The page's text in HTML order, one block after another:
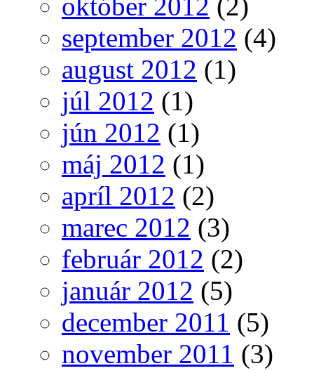
september 2012 (4)
august 2012 (1)
júl 2012 (1)
jún 2012 (1)
máj 2012 (1)
apríl 2012 (2)
marec 2012 (3)
február 2012 (2)
január 2012 (5)
december 2011 (5)
november 2011 (3)